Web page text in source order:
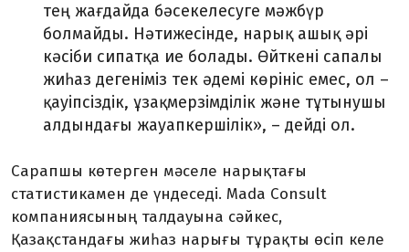
тең жағдайда бәсекелесуге мәжбүр
болмайды. Нәтижесінде, нарық ашық әрі
кәсіби сипатқа ие болады. Өйткені сапалы
жиһаз дегеніміз тек әдемі көрініс емес, ол –
қауіпсіздік, ұзақмерзімділік және тұтынушы
алдындағы жауапкершілік», – дейді ол.
Сарапшы көтерген мәселе нарықтағы
статистикамен де үндеседі. Mada Consult
компаниясының талдауына сәйкес,
Қазақстандағы жиһаз нарығы тұрақты өсіп келе